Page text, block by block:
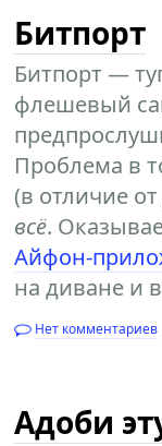
Битпорт
Битпорт —
флешевый
Проблема в
(в отличие
всё.
Айфон-
на диване и
Нет комментариев
Адоби